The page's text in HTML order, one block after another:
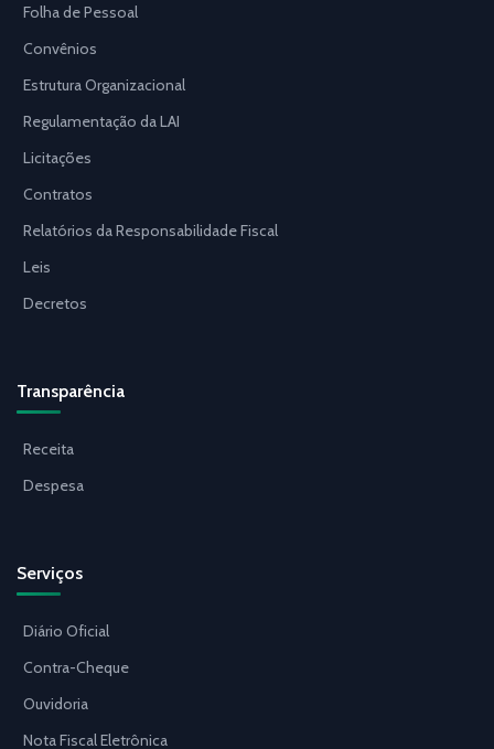
Folha de Pessoal
Convênios
Estrutura Organizacional
Regulamentação da LAI
Licitações
Contratos
Relatórios da Responsabilidade Fiscal
Leis
Decretos
Transparência
Receita
Despesa
Serviços
Diário Oficial
Contra-Cheque
Ouvidoria
Nota Fiscal Eletrônica